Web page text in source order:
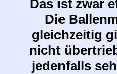
Das ist zwar
Die
gleichzeitig
nicht
jedenfalls